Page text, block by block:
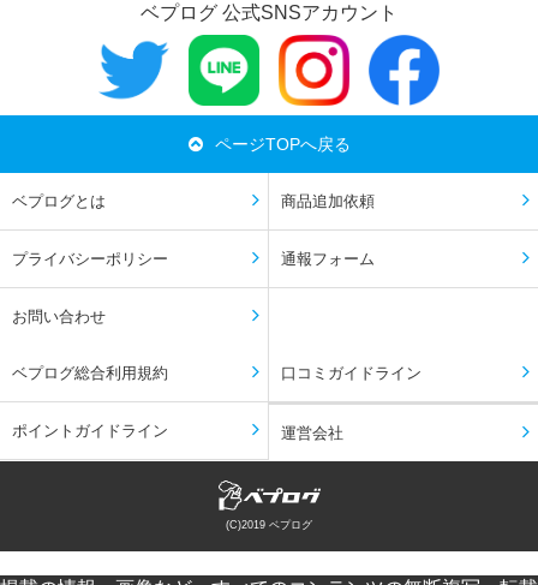
ベプログ 公式SNSアカウント
ページTOPへ戻る
ベプログとは 商品追加依頼
プライバシーポリシー 通報フォーム
お問い合わせ
ベプログ総合利用規約 口コミガイドライン
ポイントガイドライン 運営会社
(C)2019 ベプログ